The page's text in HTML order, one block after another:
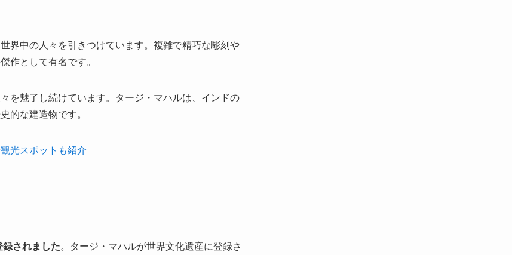
界中の人々を引きつけています。複雑で精巧な彫刻や
作として有名です。
を魅了し続けています。タージ・マハルは、インドの
的な建造物です。
光スポットも紹介
されました。タージ・マハルが世界文化遺産に登録さ